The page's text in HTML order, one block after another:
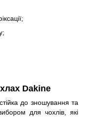
Dakine
до зношування та
для чохлів, які